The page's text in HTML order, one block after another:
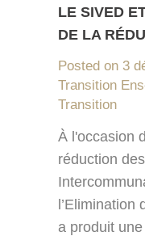
LE SIVED
DE LA
Posted on 3
Transition
Transition
À l'occasion
réduction
l’Elimination
a produit